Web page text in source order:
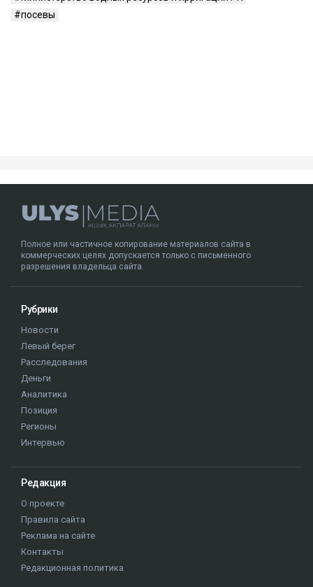
посевы
Полное или частичное копирование материалов сайта в
коммерческих целях допускается только с письменного
разрешения владельца сайта.
Рубрики
Новости
Левый берег
Расследования
Деньги
Аналитика
Позиция
Регионы
Интервью
Редакция
О проекте
Правила сайта
Реклама на сайте
Контакты
Редакционная политика